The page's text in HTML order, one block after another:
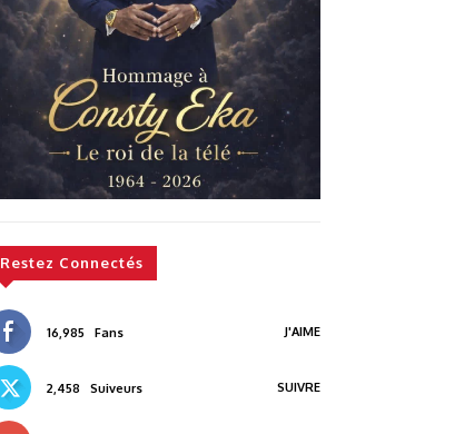
Restez Connectés
16,985 Fans J'AIME
2,458 Suiveurs SUIVRE